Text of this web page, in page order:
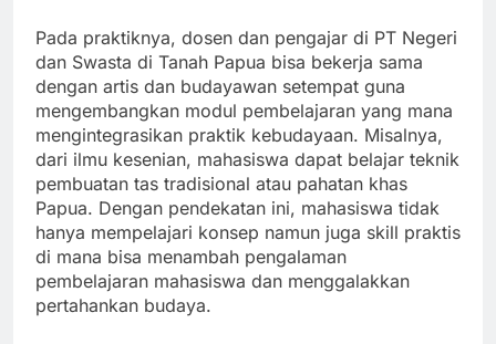
Pada praktiknya, dosen dan pengajar di PT Negeri
dan Swasta di Tanah Papua bisa bekerja sama
dengan artis dan budayawan setempat guna
mengembangkan modul pembelajaran yang mana
mengintegrasikan praktik kebudayaan. Misalnya,
dari ilmu kesenian, mahasiswa dapat belajar teknik
pembuatan tas tradisional atau pahatan khas
Papua. Dengan pendekatan ini, mahasiswa tidak
hanya mempelajari konsep namun juga skill praktis
di mana bisa menambah pengalaman
pembelajaran mahasiswa dan menggalakkan
pertahankan budaya.